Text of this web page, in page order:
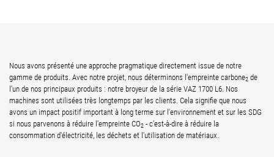
Nous avons présenté une approche pragmatique directement issue de notre
gamme de produits. Avec notre projet, nous déterminons l'empreinte carbone2 de
l'un de nos principaux produits : notre broyeur de la série VAZ 1700 L6. Nos
machines sont utilisées très longtemps par les clients. Cela signifie que nous
avons un impact positif important à long terme sur l'environnement et sur les SDG
si nous parvenons à réduire l'empreinte CO2 - c'est-à-dire à réduire la
consommation d'électricité, les déchets et l'utilisation de matériaux.